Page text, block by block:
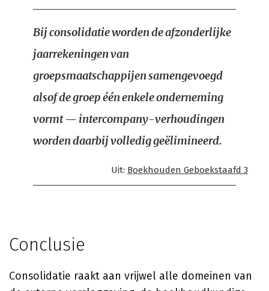
Bij consolidatie worden de afzonderlijke
jaarrekeningen van
groepsmaatschappijen samengevoegd
alsof de groep één enkele onderneming
vormt — intercompany-verhoudingen
worden daarbij volledig geëlimineerd.
Uit: Boekhouden Geboekstaafd 3
Conclusie
Consolidatie raakt aan vrijwel alle domeinen van